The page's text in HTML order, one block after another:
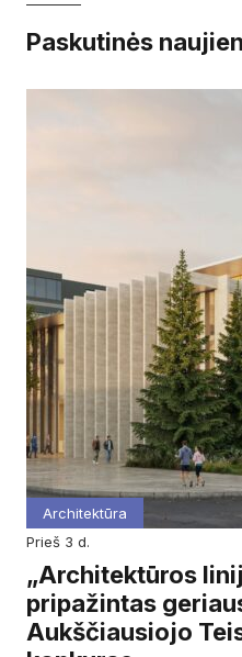
Paskutinės
Architektūra
prieš 3 d.
„Architektūros
pripažintas
Aukščiausiojo